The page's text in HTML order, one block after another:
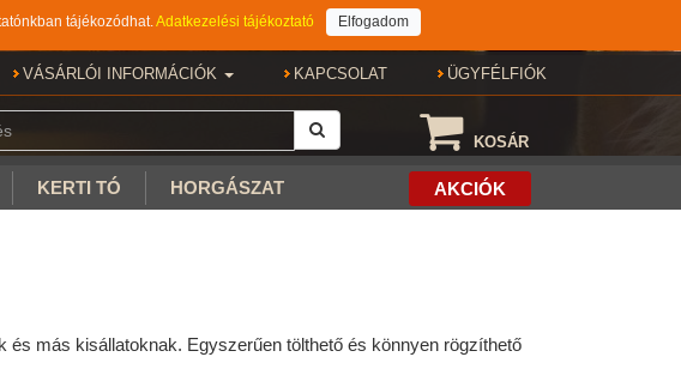
tájékozódhat.Adatkezelési tájékoztató Elfogadom
VÁSÁRLÓI INFORMÁCIÓK KAPCSOLAT ÜGYFÉLFIÓK
KOSÁR
KERTI TÓ HORGÁSZAT AKCIÓK
más kisállatoknak. Egyszerűen tölthető és könnyen rögzíthető